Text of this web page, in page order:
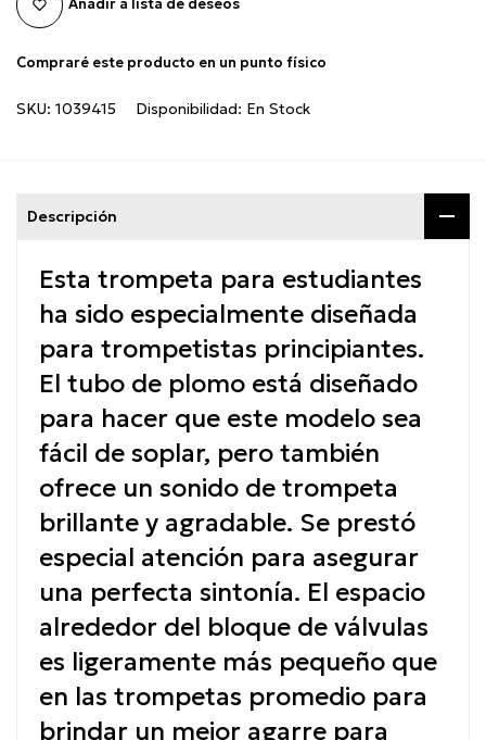
Añadir a lista de deseos
Compraré este producto en un punto físico
SKU: 1039415 Disponibilidad: En Stock
Descripción
Esta trompeta para estudiantes
ha sido especialmente diseñada
para trompetistas principiantes.
El tubo de plomo está diseñado
para hacer que este modelo sea
fácil de soplar, pero también
ofrece un sonido de trompeta
brillante y agradable. Se prestó
especial atención para asegurar
una perfecta sintonía. El espacio
alrededor del bloque de válvulas
es ligeramente más pequeño que
en las trompetas promedio para
brindar un mejor agarre para